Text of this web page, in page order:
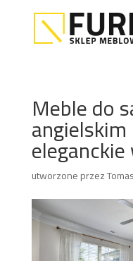
Meble do
utworzone przez